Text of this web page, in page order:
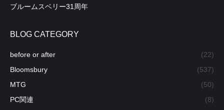
ブルームスベリー31周年
BLOG CATEGORY
before or after
(22)
Bloomsbury
(537)
MTG
(50)
PC関連
(8)